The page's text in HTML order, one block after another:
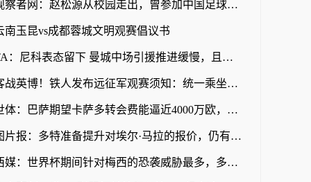
观察者网：赵松源从校园走出，曾参加中国足球小将项目
南玉昆vs成都蓉城文明观赛倡议书
TA：尼科表态留下 曼城中场引援推进缓慢，且罗德里等多人或离队
客战英博！铁人发布远征军观赛须知：统一乘坐接驳车前往体育场
世体：巴萨期望卡萨多转会费能逼近4000万欧，新月不愿满足
图片报：多特准备提升对埃尔·马拉的报价，仍有望和科隆达成协议
西媒：世界杯期间针对梅西的恐袭威胁最多，多人扬言要炸弹袭击